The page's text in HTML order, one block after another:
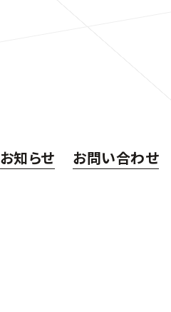
お知らせ お問い合わせ